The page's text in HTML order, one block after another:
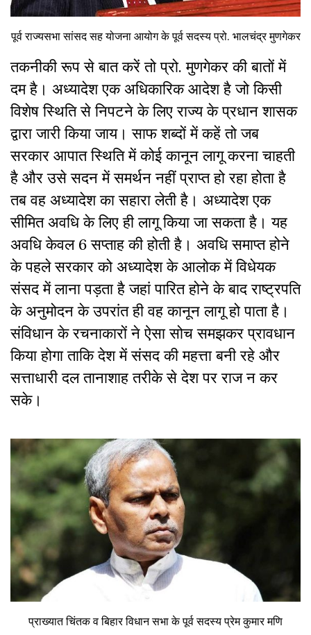
पूर्व राज्यसभा सांसद सह योजना आयोग के पूर्व सदस्य प्रो. भालचंद्र मुणगेकर
तकनीकी रूप से बात करें तो प्रो. मुणगेकर की बातों में
दम है। अध्यादेश एक अधिकारिक आदेश है जो किसी
विशेष स्थिति से निपटने के लिए राज्य के प्रधान शासक
द्वारा जारी किया जाय। साफ शब्दों में कहें तो जब
सरकार आपात स्थिति में कोई कानून लागू करना चाहती
है और उसे सदन में समर्थन नहीं प्राप्त हो रहा होता है
तब वह अध्यादेश का सहारा लेती है। अध्यादेश एक
सीमित अवधि के लिए ही लागू किया जा सकता है। यह
अवधि केवल 6 सप्ताह की होती है। अवधि समाप्त होने
के पहले सरकार को अध्यादेश के आलोक में विधेयक
संसद में लाना पड़ता है जहां पारित होने के बाद राष्ट्रपति
के अनुमोदन के उपरांत ही वह कानून लागू हो पाता है।
संविधान के रचनाकारों ने ऐसा सोच समझकर प्रावधान
किया होगा ताकि देश में संसद की महत्ता बनी रहे और
सत्ताधारी दल तानाशाह तरीके से देश पर राज न कर
सके।
प्राख्यात चिंतक व बिहार विधान सभा के पूर्व सदस्य प्रेम कुमार मणि